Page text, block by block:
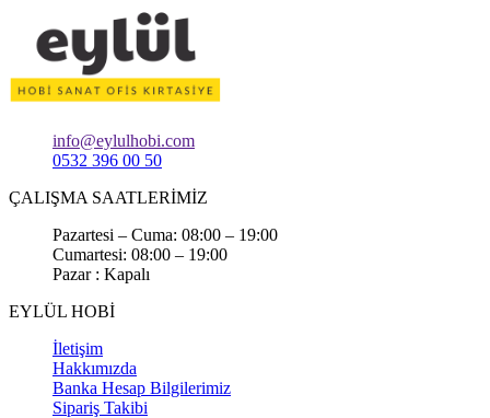
info@eylulhobi.com
0532 396 00 50
ÇALIŞMA SAATLERİMİZ
Pazartesi – Cuma: 08:00 – 19:00
Cumartesi: 08:00 – 19:00
Pazar : Kapalı
EYLÜL HOBİ
İletişim
Hakkımızda
Banka Hesap Bilgilerimiz
Sipariş Takibi